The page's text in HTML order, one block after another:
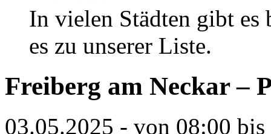
In vielen Städten gibt es
es zu unserer Liste.
Freiberg am Neckar –
03.05.2025 - von 08:00